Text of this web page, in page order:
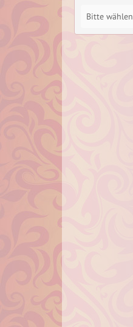
Bitte wählen